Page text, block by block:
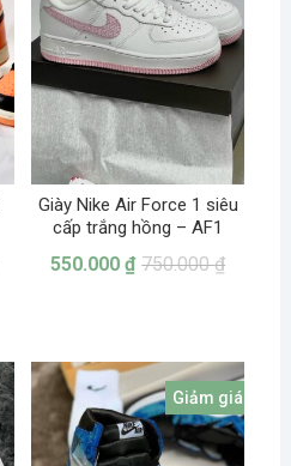
Giày Nike Air Force 1 siêu
cấp trắng hồng – AF1
750.000₫
550.000₫
Giảm giá!